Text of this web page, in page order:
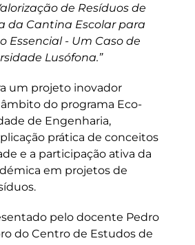
de Resíduos de
da Cantina Escolar para
Essencial - Um Caso de
Lusófona.”
um projeto inovador
do programa Eco-
de Engenharia,
prática de conceitos
e a participação ativa da
em projetos de
pelo docente Pedro
do Centro de Estudos de